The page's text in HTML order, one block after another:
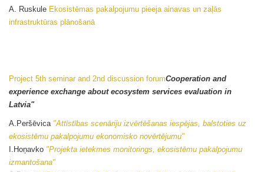
A. Ruskule Ekosistēmas pakalpojumu pieeja ainavas un zaļās
infrastruktūras plānošanā
Project 5th seminar and 2nd discussion forumCooperation and
experience exchange about ecosystem services evaluation in
Latvia"
A.Peršēvica "Attīstības scenāriju izvērtēšanas iespējas, balstoties uz
ekosistēmu pakalpojumu ekonomisko novērtējumu"
I.Hoņavko "Projekta ietekmes monitorings, ekosistēmu pakalpojumu
izmantošana"